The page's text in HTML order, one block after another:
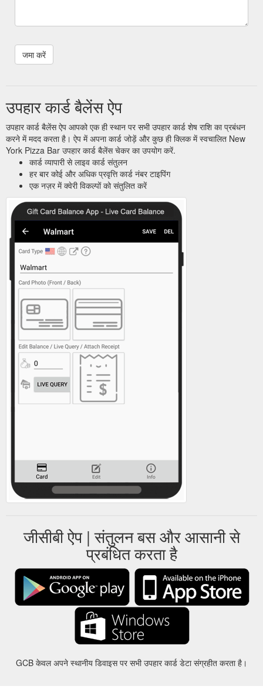
उपहार कार्ड बैलेंस ऐप
उपहार कार्ड बैलेंस ऐप आपको एक ही स्थान पर सभी उपहार कार्ड शेष राशि का प्रबंधन
करने में मदद करता है। ऐप में अपना कार्ड जोड़ें और कुछ ही क्लिक में स्वचालित New
York Pizza Bar उपहार कार्ड बैलेंस चेकर का उपयोग करें.
कार्ड व्यापारी से लाइव कार्ड संतुलन
हर बार कोई और अधिक प्रवृत्ति कार्ड नंबर टाइपिंग
एक नज़र में क्वेरी विकल्पों को संतुलित करें
जीसीबी ऐप | संतुलन बस और आसानी से
प्रबंधित करता है
GCB केवल अपने स्थानीय डिवाइस पर सभी उपहार कार्ड डेटा संग्रहीत करता है।